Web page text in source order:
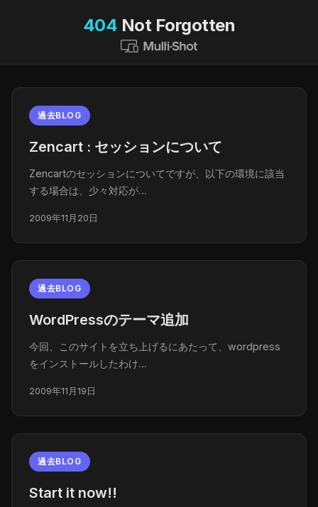
404 Not Forgotten
過去BLOG
Zencart : セッションについて
Zencartのセッションについてですが、以下の環境に該当
する場合は、少々対応が…
2009年11月20日
過去BLOG
WordPressのテーマ追加
今回、このサイトを立ち上げるにあたって、wordpress
をインストールしたわけ…
2009年11月19日
過去BLOG
Start it now!!